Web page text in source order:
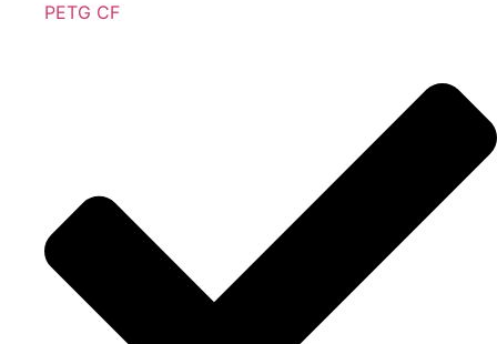
PETG CF